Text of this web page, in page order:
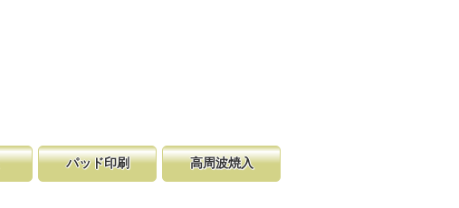
パッド印刷 高周波焼入